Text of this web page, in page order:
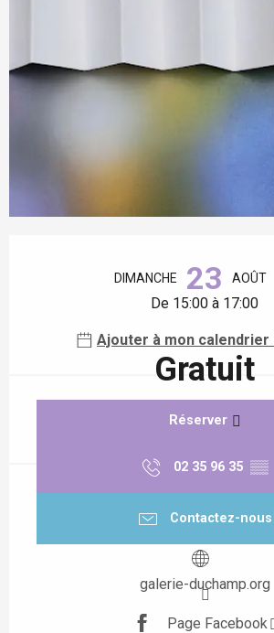
DIMANCHE 23 AOÛT
De 15:00 à 17:00
Ajouter à mon calendrier
Gratuit
Réserver
02 35 96 35 ▒▒
Contactez-nous
galerie-duchamp.org
Page Facebook